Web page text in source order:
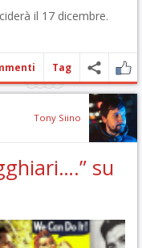
il 17 dicembre.
Tag
Tony Siino
su